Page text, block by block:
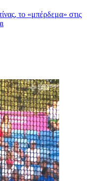
το «μπέρδεμα» στις